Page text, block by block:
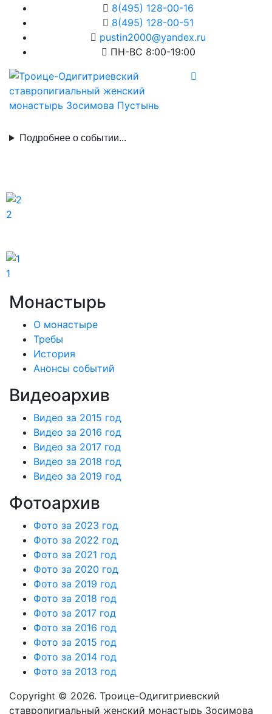
8(495) 128-00-16
8(495) 128-00-51
pustin2000@yandex.ru
ПН-ВС 8:00-19:00
Подробнее о событии...
2
1
Монастырь
О монастыре
Требы
История
Анонсы событий
Видеоархив
Видео за 2015 год
Видео за 2016 год
Видео за 2017 год
Видео за 2018 год
Видео за 2019 год
Фотоархив
Фото за 2023 год
Фото за 2022 год
Фото за 2021 год
Фото за 2020 год
Фото за 2019 год
Фото за 2018 год
Фото за 2017 год
Фото за 2016 год
Фото за 2015 год
Фото за 2014 год
Фото за 2013 год
Copyright © 2026. Троице-Одигитриевский
ставропигиальный женский монастырь Зосимова